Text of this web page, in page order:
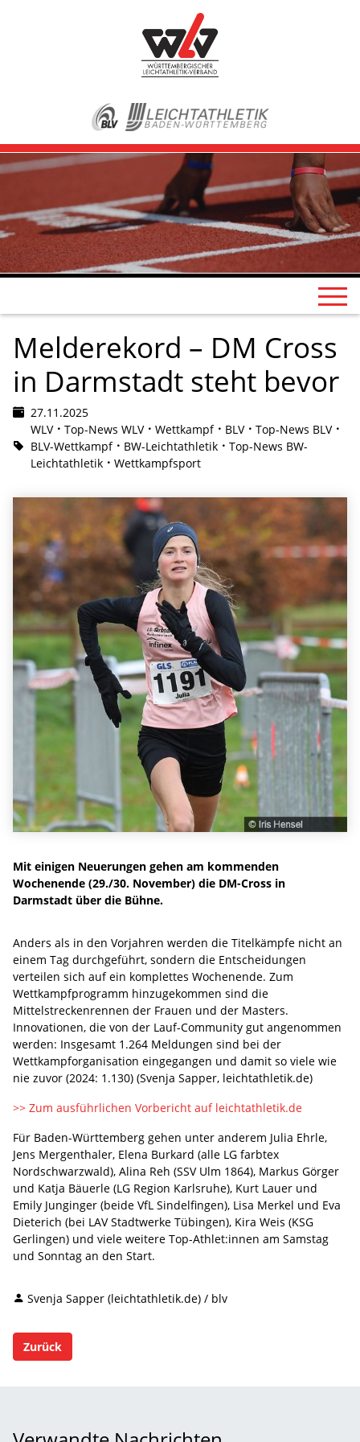
Melderekord – DM Cross
in Darmstadt steht bevor
27.11.2025
WLV
Top-News WLV Wettkampf BLV
Top-News BLV
BLV-Wettkampf
BW-Leichtathletik
Top-News BW-
Leichtathletik
Wettkampfsport
Mit einigen Neuerungen gehen am kommenden
Wochenende (29./30. November) die DM-Cross in
Darmstadt über die Bühne.
Anders als in den Vorjahren werden die Titelkämpfe nicht an
einem Tag durchgeführt, sondern die Entscheidungen
verteilen sich auf ein komplettes Wochenende. Zum
Wettkampfprogramm hinzugekommen sind die
Mittelstreckenrennen der Frauen und der Masters.
Innovationen, die von der Lauf-Community gut angenommen
werden: Insgesamt 1.264 Meldungen sind bei der
Wettkampforganisation eingegangen und damit so viele wie
nie zuvor (2024: 1.130) (Svenja Sapper, leichtathletik.de)
>> Zum ausführlichen Vorbericht auf leichtathletik.de
Für Baden-Württemberg gehen unter anderem Julia Ehrle,
Jens Mergenthaler, Elena Burkard (alle LG farbtex
Nordschwarzwald), Alina Reh (SSV Ulm 1864), Markus Görger
und Katja Bäuerle (LG Region Karlsruhe), Kurt Lauer und
Emily Junginger (beide VfL Sindelfingen), Lisa Merkel und Eva
Dieterich (bei LAV Stadtwerke Tübingen), Kira Weis (KSG
Gerlingen) und viele weitere Top-Athlet:innen am Samstag
und Sonntag an den Start.
Svenja Sapper (leichtathletik.de) / blv
Zurück